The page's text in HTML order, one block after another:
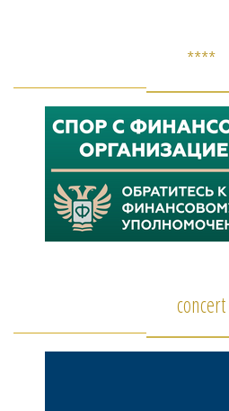
****
concert